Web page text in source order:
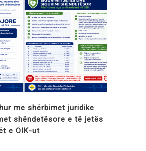
me shërbimet juridike
shëndetësore e të jetës
e OIK-ut